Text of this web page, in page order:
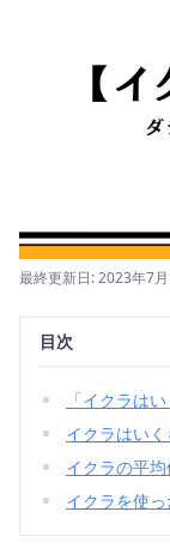
最終更新日: 2023年7
目次
「イクラは
イクラはい
イクラの平
イクラを使